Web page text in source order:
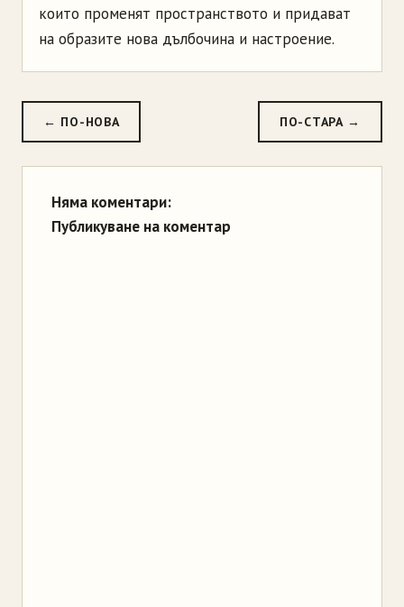
които променят пространството и придават
на образите нова дълбочина и настроение.
← ПО-НОВА ПО-СТАРА →
Няма коментари:
Публикуване на коментар